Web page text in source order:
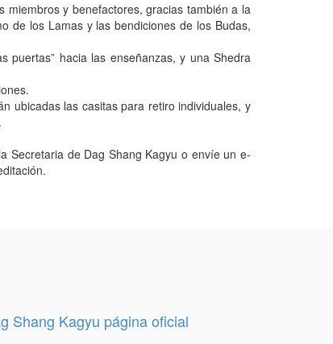
miembros y benefactores, gracias también a la
de los Lamas y las bendiciones de los Budas,
puertas” hacia las enseñanzas, y una Shedra
ubicadas las casitas para retiro individuales, y
Secretaria de Dag Shang Kagyu o envíe un e-
Shang Kagyu página oficial